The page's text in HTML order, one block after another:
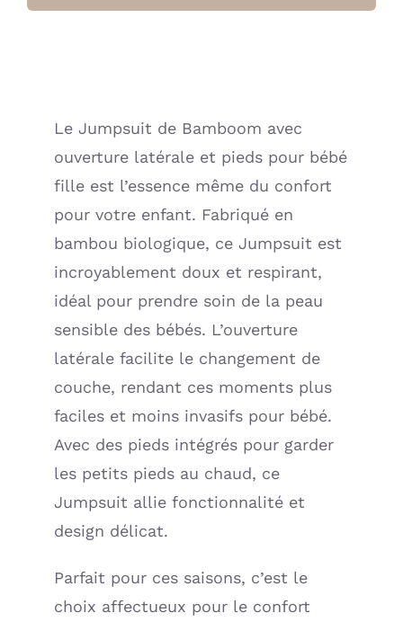
WHITE
(Bamboom)
Le Jumpsuit de Bamboom avec
ouverture latérale et pieds pour bébé
fille est l’essence même du confort
pour votre enfant. Fabriqué en
bambou biologique, ce Jumpsuit est
incroyablement doux et respirant,
idéal pour prendre soin de la peau
sensible des bébés. L’ouverture
latérale facilite le changement de
couche, rendant ces moments plus
faciles et moins invasifs pour bébé.
Avec des pieds intégrés pour garder
les petits pieds au chaud, ce
Jumpsuit allie fonctionnalité et
design délicat.
Parfait pour ces saisons, c’est le
choix affectueux pour le confort